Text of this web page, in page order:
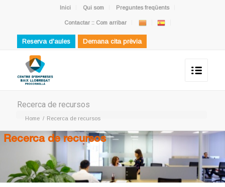
Inici Qui som Preguntes freqüents
Contactar :: Com arribar
Reserva d'aules Demana cita prèvia
Recerca de recursos
Home / Recerca de recursos
Recerca de recursos